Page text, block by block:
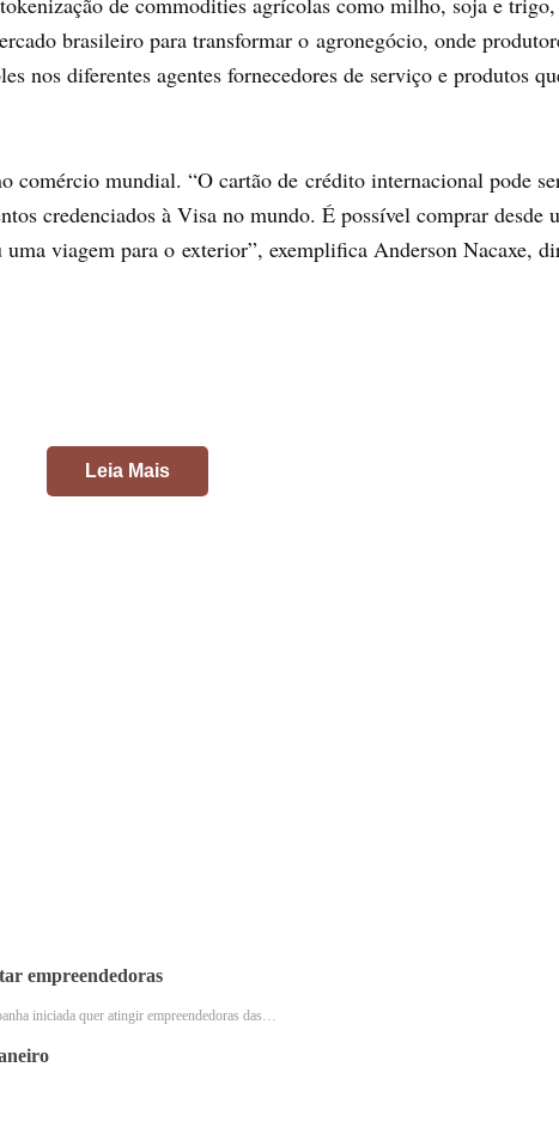
brasileiro para transformar o agronegócio, onde
nos diferentes agentes fornecedores de serviço e produtos
comércio mundial. “O cartão de crédito internacional pode
credenciados à Visa no mundo. É possível comprar desde
viagem para o exterior”, exemplifica Anderson Nacaxe,
às facilidades de uso de um crédito que será disponibilizado
transacionar os grãos. Ou seja, ele pode pagar suas
meio de pagamento.
de maneira fracionada, conforme o valor de cada
Leia Mais
empreendedoras
iniciada quer atingir empreendedoras das…